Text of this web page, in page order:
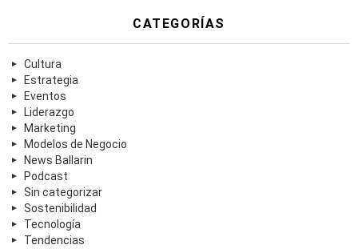
CATEGORÍAS
Cultura
Estrategia
Eventos
Liderazgo
Marketing
Modelos de Negocio
News Ballarin
Podcast
Sin categorizar
Sostenibilidad
Tecnología
Tendencias